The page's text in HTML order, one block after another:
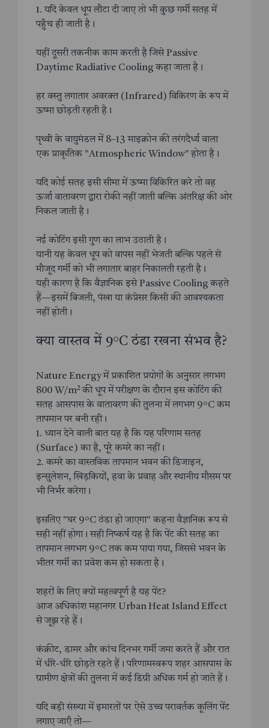
1. यदि केवल धूप लौटा दी जाए तो भी कुछ गर्मी सतह में
पहुँच ही जाती है।
यहीं दूसरी तकनीक काम करती है जिसे Passive
Daytime Radiative Cooling कहा जाता है।
हर वस्तु लगातार अवरक्त (Infrared) विकिरण के रूप में
ऊष्मा छोड़ती रहती है।
पृथ्वी के वायुमंडल में 8–13 माइक्रोन की तरंगदैर्ध्य वाला
एक प्राकृतिक "Atmospheric Window" होता है।
यदि कोई सतह इसी सीमा में ऊष्मा विकिरित करे तो वह
ऊर्जा वातावरण द्वारा रोकी नहीं जाती बल्कि अंतरिक्ष की ओर
निकल जाती है।
नई कोटिंग इसी गुण का लाभ उठाती है।
यानी यह केवल धूप को वापस नहीं भेजती बल्कि पहले से
मौजूद गर्मी को भी लगातार बाहर निकालती रहती है।
यही कारण है कि वैज्ञानिक इसे Passive Cooling कहते
हैं—इसमें बिजली, पंखा या कंप्रेसर किसी की आवश्यकता
नहीं होती।
क्या वास्तव में 9°C ठंडा रखना संभव है?
Nature Energy में प्रकाशित प्रयोगों के अनुसार लगभग
800 W/m² की धूप में परीक्षण के दौरान इस कोटिंग की
सतह आसपास के वातावरण की तुलना में लगभग 9°C कम
तापमान पर बनी रही।
1. ध्यान देने वाली बात यह है कि यह परिणाम सतह
(Surface) का है, पूरे कमरे का नहीं।
2. कमरे का वास्तविक तापमान भवन की डिजाइन,
इन्सुलेशन, खिड़कियों, हवा के प्रवाह और स्थानीय मौसम पर
भी निर्भर करेगा।
इसलिए "घर 9°C ठंडा हो जाएगा" कहना वैज्ञानिक रूप से
सही नहीं होगा। सही निष्कर्ष यह है कि पेंट की सतह का
तापमान लगभग 9°C तक कम पाया गया, जिससे भवन के
भीतर गर्मी का प्रवेश कम हो सकता है।
शहरों के लिए क्यों महत्वपूर्ण है यह पेंट?
आज अधिकांश महानगर Urban Heat Island Effect
से जूझ रहे हैं।
कंक्रीट, डामर और कांच दिनभर गर्मी जमा करते हैं और रात
में धीरे-धीरे छोड़ते रहते हैं। परिणामस्वरूप शहर आसपास के
ग्रामीण क्षेत्रों की तुलना में कई डिग्री अधिक गर्म हो जाते हैं।
यदि बड़ी संख्या में इमारतों पर ऐसे उच्च परावर्तक कूलिंग पेंट
लगाए जाएँ तो—